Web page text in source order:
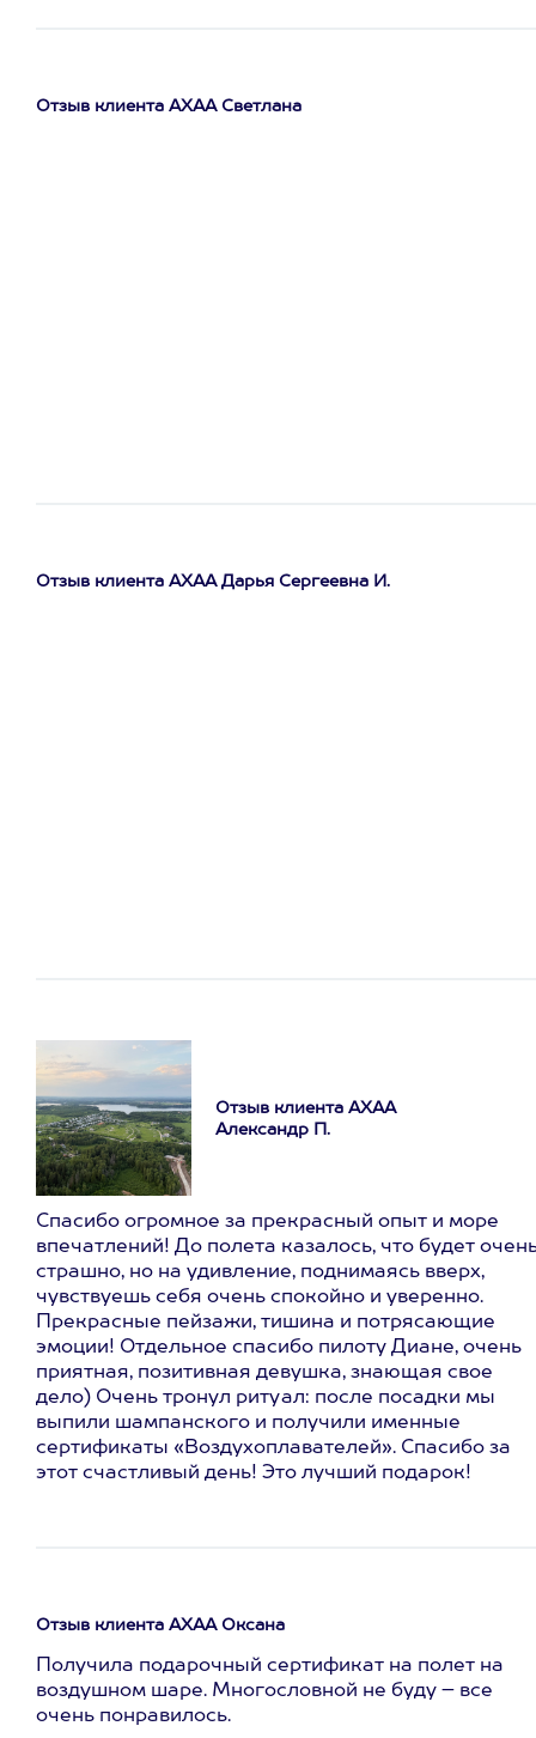
Отзыв клиента АХАА Светлана
Отзыв клиента АХАА Дарья Сергеевна И.
Отзыв клиента АХАА
Александр П.
Спасибо огромное за прекрасный опыт и море
впечатлений! До полета казалось, что будет
страшно, но на удивление, поднимаясь вверх,
чувствуешь себя очень спокойно и уверенно.
Прекрасные пейзажи, тишина и потрясающие
эмоции! Отдельное спасибо пилоту Диане, очень
приятная, позитивная девушка, знающая свое
дело) Очень тронул ритуал: после посадки мы
выпили шампанского и получили именные
сертификаты «Воздухоплавателей». Спасибо за
этот счастливый день! Это лучший подарок!
Отзыв клиента АХАА Оксана
Получила подарочный сертификат на полет на
воздушном шаре. Многословной не буду – все
очень понравилось.